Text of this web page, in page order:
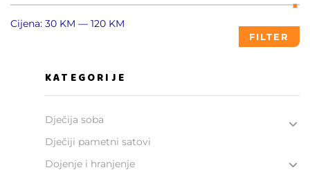
FILTER
Cijena: 30 KM — 120 KM
KATEGORIJE
Dječija soba
Dječiji pametni satovi
Dojenje i hranjenje